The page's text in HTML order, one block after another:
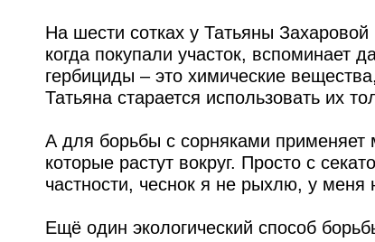
На шести сотках у Татьяны
когда покупали участок,
гербициды – это химические
Татьяна старается использовать их
А для борьбы с сорняками применяет
которые растут вокруг. Просто с
частности, чеснок я не рыхлю, у меня
Ещё один экологический способ